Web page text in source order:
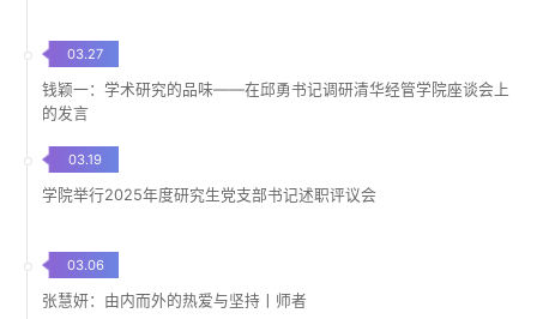
03.27
钱颖一：学术研究的品味——在邱勇书记调研清华经管学院座谈会上
的发言
03.19
学院举行2025年度研究生党支部书记述职评议会
03.06
张慧妍：由内而外的热爱与坚持丨师者